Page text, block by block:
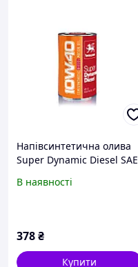
Напівсинтетична олива
Super Dynamic Diesel SAE
В наявності
378₴
Купити